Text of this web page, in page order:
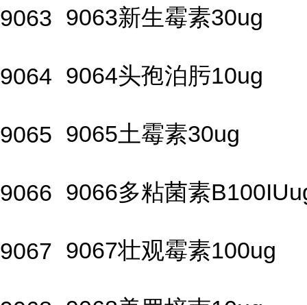
9063 9063新生霉素30ug
9064 9064头孢泊肟10ug
9065 9065土霉素30ug
9066 9066多粘菌素
9067 9067壮观霉素100ug